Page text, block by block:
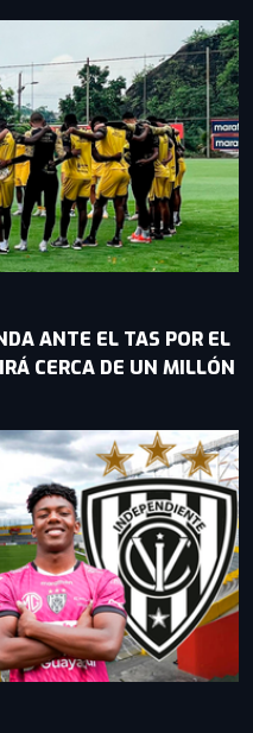
ANTE EL TAS POR EL
CERCA DE UN MILLÓN